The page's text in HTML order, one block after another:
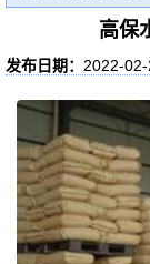
高保
发布日期： 2022-